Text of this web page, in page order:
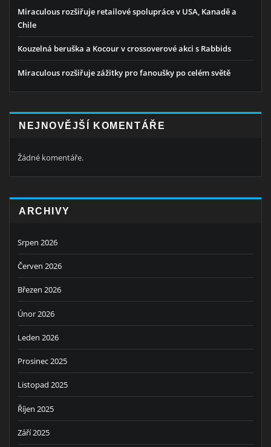
Miraculous rozšiřuje retailové spolupráce v USA, Kanadě a
Chile
Kouzelná beruška a Kocour v crossoverové akci s Rabbids
Miraculous rozšiřuje zážitky pro fanoušky po celém světě
NEJNOVĚJŠÍ KOMENTÁŘE
Žádné komentáře.
ARCHIVY
Srpen 2026
Červen 2026
Březen 2026
Únor 2026
Leden 2026
Prosinec 2025
Listopad 2025
Říjen 2025
Září 2025